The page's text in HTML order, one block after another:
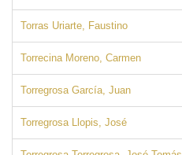
Torras Uriarte, Faustino
Torrecina Moreno, Carmen
Torregrosa García, Juan
Torregrosa Llopis, José